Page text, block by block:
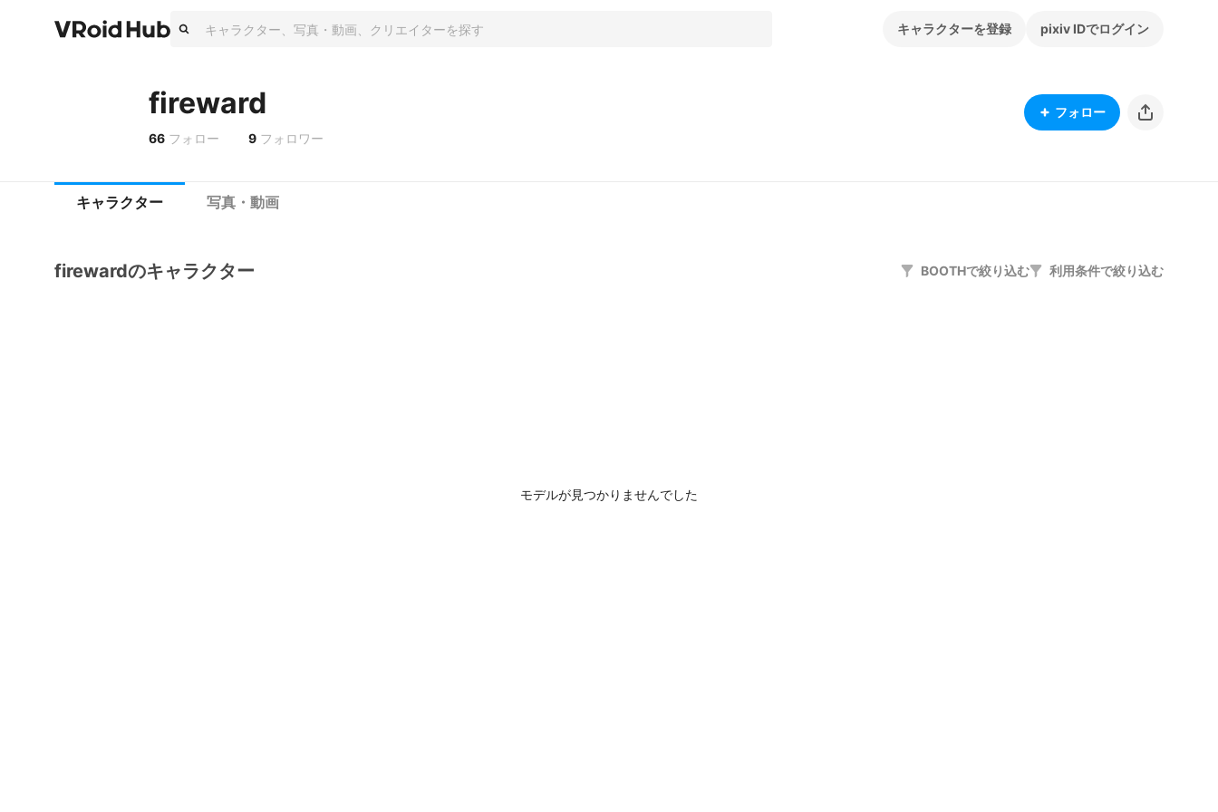
キャラクターを登録 pixiv IDでログイン
fireward
66 フォロー 9 フォロワー
フォロー
キャラクター 写真・動画
firewardのキャラクター BOOTHで絞り込む 利用条件で絞り込む
モデルが見つかりませんでした